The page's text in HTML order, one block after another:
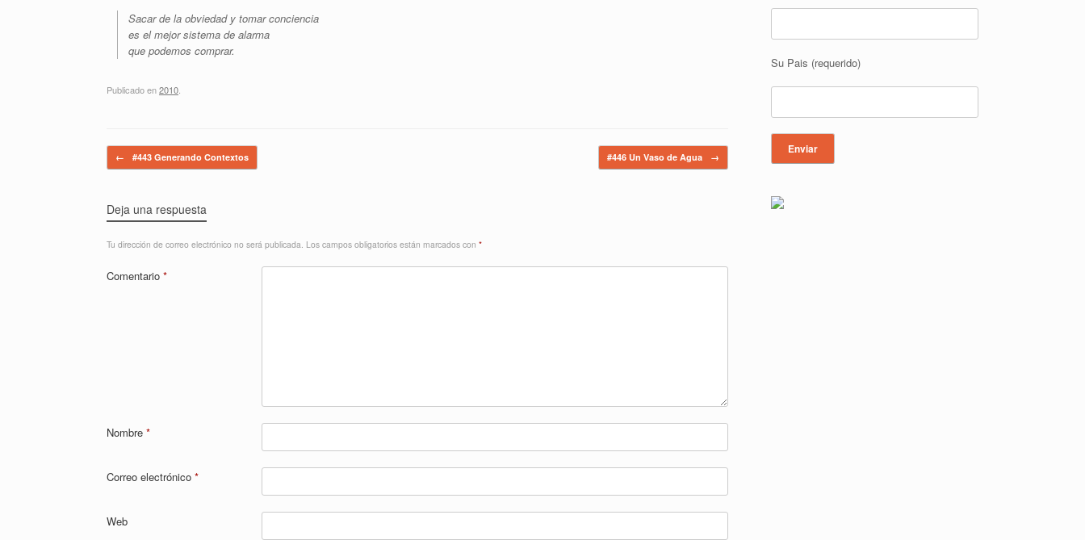
Sacar de la obviedad y tomar conciencia
es el mejor sistema de alarma
que podemos comprar.
Publicado en2010
Navegador de artículos
← #443 Generando Contextos #446 Un Vaso de Agua →
Deja una respuesta
Tu dirección de correo electrónico no será publicada. Los campos obligatorios están marcados con *
Comentario *
Nombre *
Correo electrónico *
Web
Su Pais (requerido)